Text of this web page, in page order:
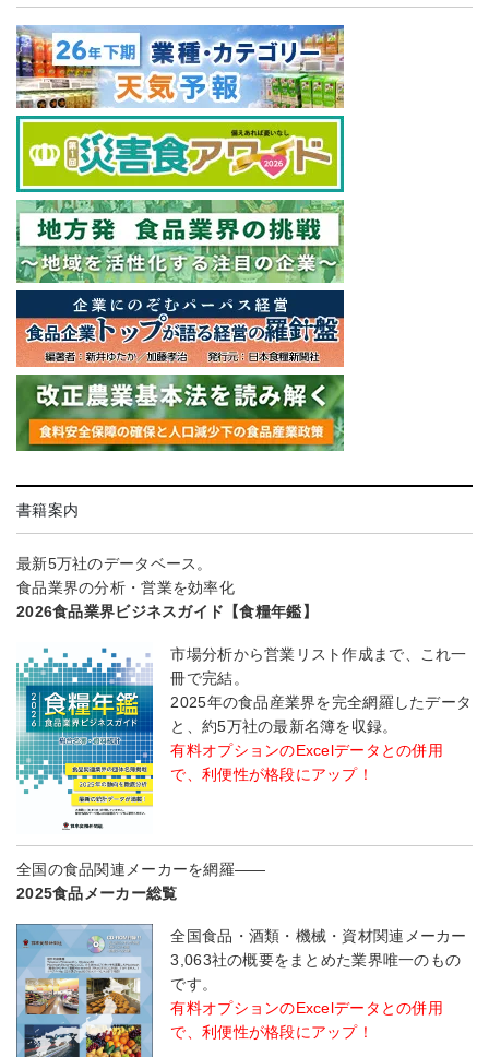
書籍案内
最新5万社のデータベース。
食品業界の分析・営業を効率化
2026食品業界ビジネスガイド【食糧年鑑】
市場分析から営業リスト作成まで、これ一
冊で完結。
2025年の食品産業界を完全網羅したデータ
と、約5万社の最新名簿を収録。
有料オプションのExcelデータとの併用
で、利便性が格段にアップ！
全国の食品関連メーカーを網羅――
2025食品メーカー総覧
全国食品・酒類・機械・資材関連メーカー
3,063社の概要をまとめた業界唯一のもの
です。
有料オプションのExcelデータとの併用
で、利便性が格段にアップ！